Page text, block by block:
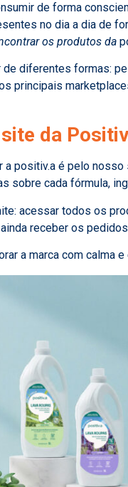
de forma
no dia a dia de
os produtos da
de diferentes formas:
principais
da
a positiv.a é pelo
sobre cada fórmula,
acessar todos os
receber os
a marca com calma